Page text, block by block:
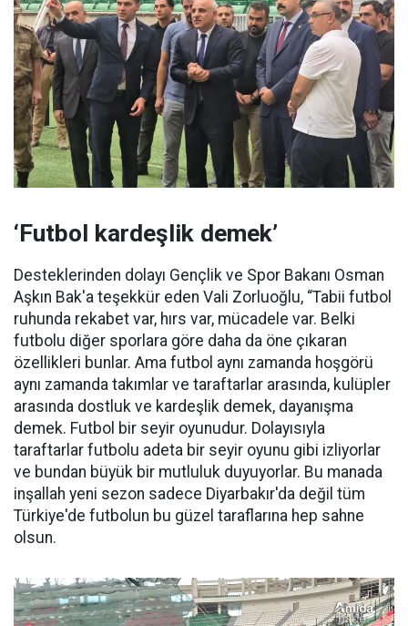
‘Futbol kardeşlik demek’
Desteklerinden dolayı Gençlik ve Spor Bakanı Osman
Aşkın Bak'a teşekkür eden Vali Zorluoğlu, “Tabii futbol
ruhunda rekabet var, hırs var, mücadele var. Belki
futbolu diğer sporlara göre daha da öne çıkaran
özellikleri bunlar. Ama futbol aynı zamanda hoşgörü
aynı zamanda takımlar ve taraftarlar arasında, kulüpler
arasında dostluk ve kardeşlik demek, dayanışma
demek. Futbol bir seyir oyunudur. Dolayısıyla
taraftarlar futbolu adeta bir seyir oyunu gibi izliyorlar
ve bundan büyük bir mutluluk duyuyorlar. Bu manada
inşallah yeni sezon sadece Diyarbakır'da değil tüm
Türkiye'de futbolun bu güzel taraflarına hep sahne
olsun.